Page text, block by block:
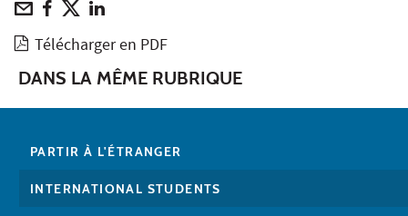
Télécharger en PDF
DANS LA MÊME RUBRIQUE
PARTIR À L'ÉTRANGER
INTERNATIONAL STUDENTS